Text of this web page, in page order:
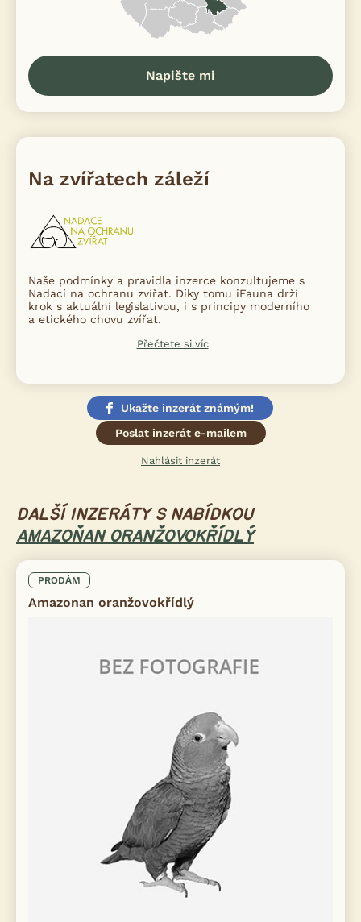
Napište mi
Na zvířatech záleží
Naše podmínky a pravidla inzerce konzultujeme s
Nadací na ochranu zvířat. Díky tomu iFauna drží
krok s aktuální legislativou, i s principy moderního
a etického chovu zvířat.
Přečtete si víc
Ukažte inzerát známým!
Poslat inzerát e-mailem
Nahlásit inzerát
DALŠÍ INZERÁTY S NABÍDKOU
AMAZOŇAN ORANŽOVOKŘÍDLÝ
PRODÁM
Amazonan oranžovokřídlý